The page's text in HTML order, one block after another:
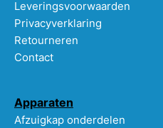
Leveringsvoorwaarden
Privacyverklaring
Retourneren
Contact
Apparaten
Afzuigkap onderdelen